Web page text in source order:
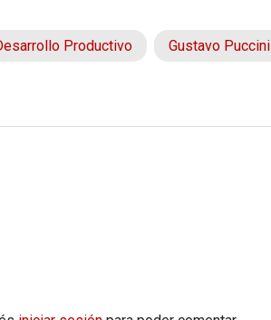
Productivo Gustavo Puccini